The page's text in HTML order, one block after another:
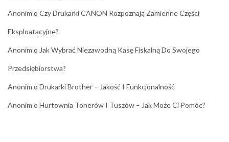
Anonim o Czy Drukarki CANON Rozpoznają Zamienne Części
Eksploatacyjne?
Anonim o Jak Wybrać Niezawodną Kasę Fiskalną Do Swojego
Przedsiębiorstwa?
Anonim o Drukarki Brother – Jakość I Funkcjonalność
Anonim o Hurtownia Tonerów I Tuszów – Jak Może Ci Pomóc?